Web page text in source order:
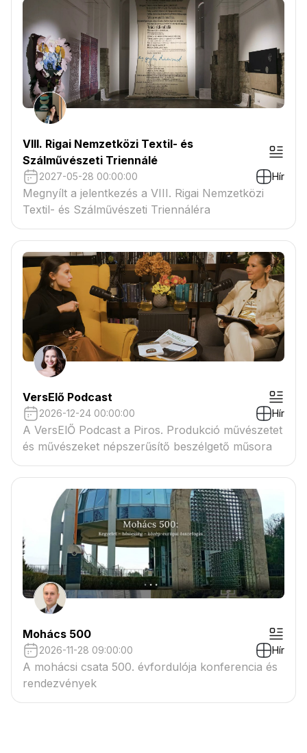
VIII. Rigai Nemzetközi Textil- és
Szálművészeti Triennálé
2027-05-28 00:00:00 Hír
Megnyílt a jelentkezés a VIII. Rigai Nemzetközi
Textil- és Szálművészeti Triennáléra
VersElő Podcast
2026-12-24 00:00:00 Hír
A VersElŐ Podcast a Piros. Produkció művészetet
és művészeket népszerűsítő beszélgető műsora
Mohács 500
2026-11-28 09:00:00 Hír
A mohácsi csata 500. évfordulója konferencia és
rendezvények